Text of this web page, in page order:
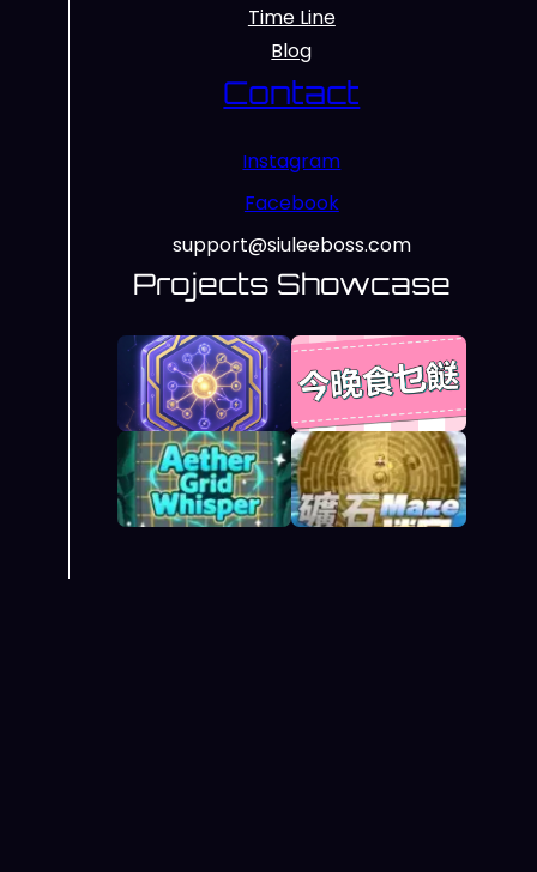
Time Line
Blog
Contact
Instagram
Facebook
support@siuleeboss.com
Projects Showcase